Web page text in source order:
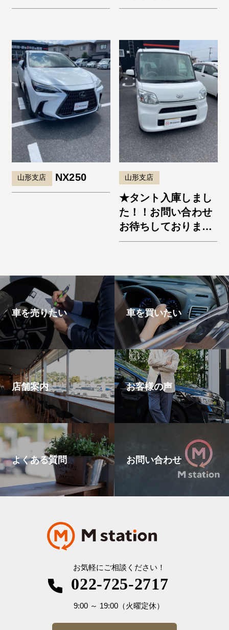
山形支店 NX250 山形支店
★タント入庫しまし
た！！お問い合わせ
お待ちしておりま
す。★
車を売りたい 車を買いたい
店舗案内 お客様の声
よくある質問 お問い合わせ
お気軽にご相談ください！
022-725-2717
9:00～ 19:00（火曜定休）